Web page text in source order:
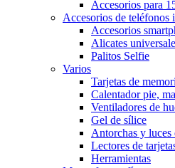
Accesorios para
Accesorios de teléfonos
Accesorios
Alicates
Palitos Selfie
Varios
Tarjetas de
Calentador pie,
Ventiladores de
Gel de sílice
Antorchas y luces
Lectores de
Herramientas